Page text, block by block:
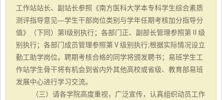
工作站站长、副站长参照《南方医科大学本专科学生综合素质
测评指导意见—学生干部岗位类别与学年任期考核加分指导分
值》（下同）第I级别执行；各部门正、副部长管理参照第Ⅱ级
别执行；各部门成员管理参照第Ⅴ级别执行;根据实际情况设立
勤工助学岗位。聘期考核合格的同学将颁发聘书；易班学生工
作站学生骨干将有机会到省内外其他高校或省级、教育部易班
发展中心进行学习交流。
（三） 请各学院高度重视，广泛宣传，认真组织动员工作